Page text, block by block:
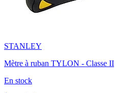
STANLEY
Mètre à ruban TYLON - Classe II
En stock